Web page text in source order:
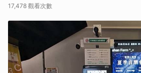
17,478 觀看次數